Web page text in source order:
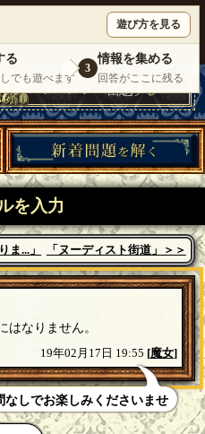
|お問い合わせ
|
を入力
ま...」 「ヌーディスト街道」＞＞
遊び方を見る
る
でも遊べます
3
情報を集める
回答がここに残る
はなりません。
19年02月17日 19:55 [魔女]
なしでお楽しみくださいませ